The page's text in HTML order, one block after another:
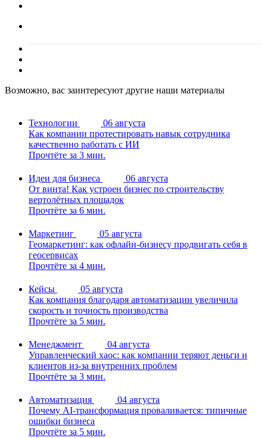
Возможно, вас заинтересуют другие наши материалы
Технологии
06 августа
Как компании протестировать навык сотрудника
качественно работать с ИИ
Прочтёте за 3 мин.
Идеи для бизнеса
06 августа
От винта! Как устроен бизнес по строительству
вертолётных площадок
Прочтёте за 6 мин.
Маркетинг
05 августа
Геомаркетинг: как офлайн-бизнесу продвигать себя в
геосервисах
Прочтёте за 4 мин.
Кейсы
05 августа
Как компания благодаря автоматизации увеличила
скорость и точность производства
Прочтёте за 5 мин.
Менеджмент
04 августа
Управленческий хаос: как компании теряют деньги и
клиентов из-за внутренних проблем
Прочтёте за 3 мин.
Автоматизация
04 августа
Почему AI-трансформация проваливается: типичные
ошибки бизнеса
Прочтёте за 5 мин.